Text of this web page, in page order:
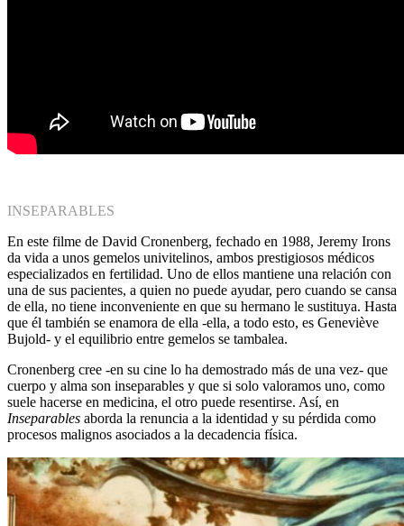
INSEPARABLES
En este filme de David Cronenberg, fechado en 1988, Jeremy Irons
da vida a unos gemelos univitelinos, ambos prestigiosos médicos
especializados en fertilidad. Uno de ellos mantiene una relación con
una de sus pacientes, a quien no puede ayudar, pero cuando se cansa
de ella, no tiene inconveniente en que su hermano le sustituya. Hasta
que él también se enamora de ella -ella, a todo esto, es Geneviève
Bujold- y el equilibrio entre gemelos se tambalea.
Cronenberg cree -en su cine lo ha demostrado más de una vez- que
cuerpo y alma son inseparables y que si solo valoramos uno, como
suele hacerse en medicina, el otro puede resentirse. Así, en
Inseparables aborda la renuncia a la identidad y su pérdida como
procesos malignos asociados a la decadencia física.